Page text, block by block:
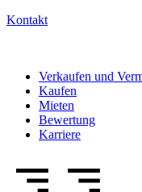
Kontakt
Verkaufen und
Kaufen
Mieten
Bewertung
Karriere